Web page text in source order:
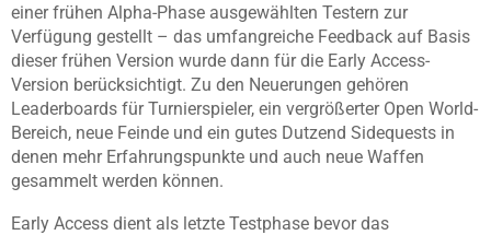
einer frühen Alpha-Phase ausgewählten Testern zur
Verfügung gestellt – das umfangreiche Feedback auf Basis
dieser frühen Version wurde dann für die Early Access-
Version berücksichtigt. Zu den Neuerungen gehören
Leaderboards für Turnierspieler, ein vergrößerter Open World-
Bereich, neue Feinde und ein gutes Dutzend Sidequests in
denen mehr Erfahrungspunkte und auch neue Waffen
gesammelt werden können.
Early Access dient als letzte Testphase bevor das